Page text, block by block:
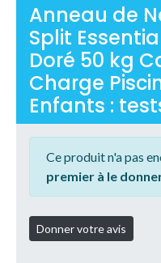
Anneau de
Split
Doré 50 kg
Charge
Enfants :
Ce produit n'a pas
premier à le